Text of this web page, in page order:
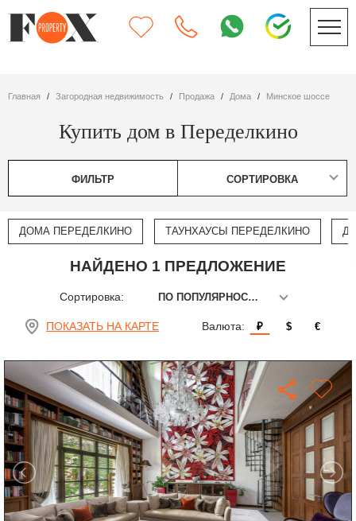
Главная Загородная недвижимость Продажа дома Минское шоссе
Купить дом в Переделкино
ФИЛЬТР СОРТИРОВКА
ДОМА ПЕРЕДЕЛКИНО ТАУНХАУСЫ ПЕРЕДЕЛКИНО
НАЙДЕНО 1 ПРЕДЛОЖЕНИЕ
Сортировка: ПО ПОПУЛЯРНОСТИ
ПОКАЗАТЬ НА КАРТЕ Валюта: ₽ $ €